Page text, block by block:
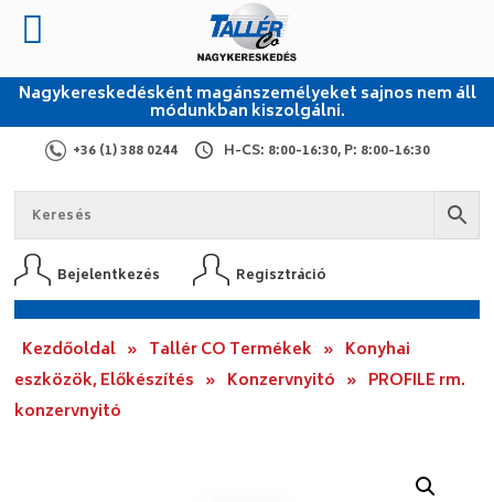
Nagykereskedésként magánszemélyeket sajnos nem áll
módunkban kiszolgálni.
+36 (1) 388 0244 H-CS: 8:00-16:30, P: 8:00-16:30
Bejelentkezés Regisztráció
Kezdőoldal » Tallér CO Termékek » Konyhai
eszközök, Előkészítés » Konzervnyitó » PROFILE rm.
konzervnyitó